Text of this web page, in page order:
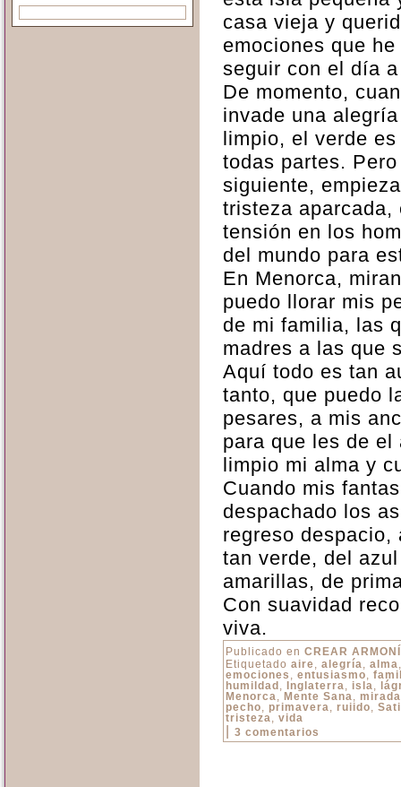
casa vieja y
emociones que
seguir con el día
De momento,
invade una
limpio, el verde
todas partes.
siguiente,
tristeza
tensión en los
del mundo para
En Menorca,
puedo llorar mis
de mi familia, las
madres a las que
Aquí todo es tan
tanto, que puedo
pesares, a mis
para que les de
limpio mi alma y
Cuando mis
despachado los
regreso despacio,
tan verde, del
amarillas, de
Con suavidad
viva.
Publicado en CREAR
Etiquetado aire, alegría, alma
emociones , entusiasmo,
humildad , Inglaterra, isla,
Menorca, Mente Sana, mirada
pecho, primavera, ruiido,
tristeza, vida
3 comentarios